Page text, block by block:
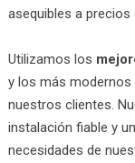
asequibles a
Utilizamos los
y los más modernos
nuestros clientes.
instalación fiable y
necesidades de